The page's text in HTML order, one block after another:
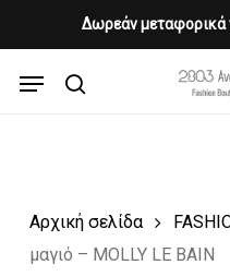
Δωρεάν μεταφορικά
content
Menu
Cart
Αρχική σελίδα
μαγιό – MOLLY LE BAIN